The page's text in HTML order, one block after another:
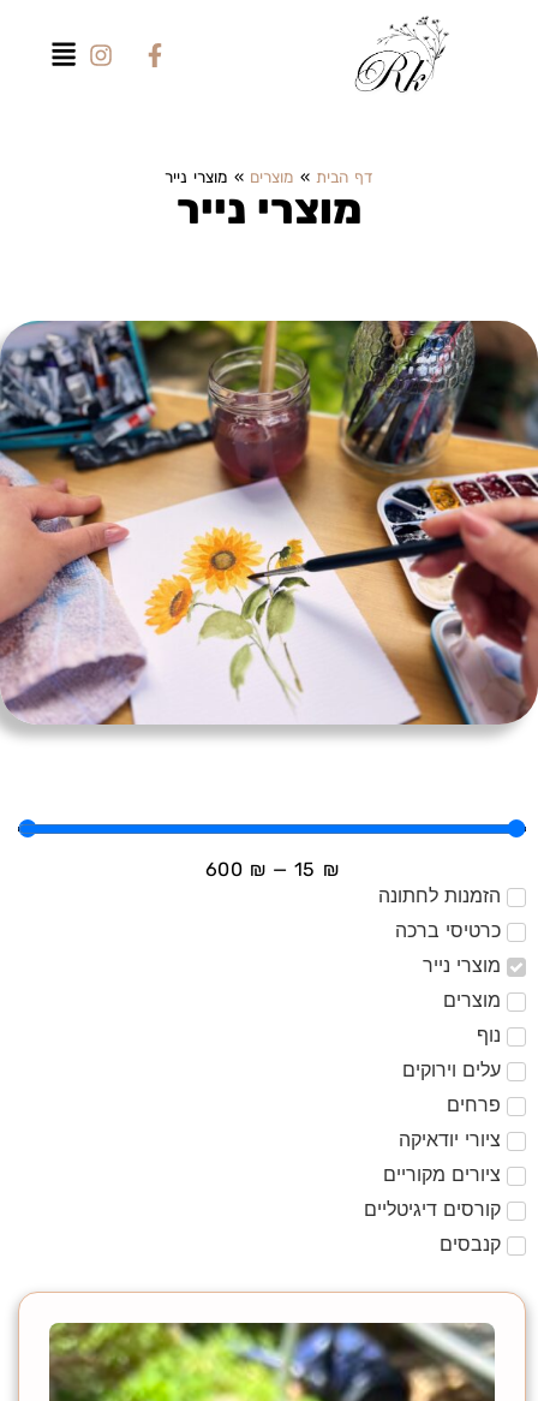
דף הבית » מוצרים » מוצרי נייר
מוצרי נייר
₪
15
—
₪
600
הזמנות לחתונה
כרטיסי ברכה
מוצרי נייר
מוצרים
נוף
עלים וירוקים
פרחים
ציורי יודאיקה
ציורים מקוריים
קורסים דיגיטליים
קנבסים